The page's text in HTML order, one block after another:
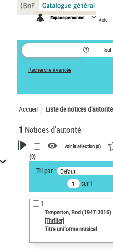
Espace personnel Aide
Tout
Recherche avancée
Accueil Liste de notices d’autorité
1 Notices d'autorité
VOTRE RECHERCHE
Recherche avancée dans les
notices d’autorité
Œuvres liées à l'auteur :
Temperton, Rod (1947-2016)
Sauvegarder votre recherche
AFFINER
Voir la sélection (0)
(0)
Tri par : Défaut
sur 1
1
Temperton, Rod (1947-2016)
[Thriller]
Titre uniforme musical
Panneau de gestion des cookies